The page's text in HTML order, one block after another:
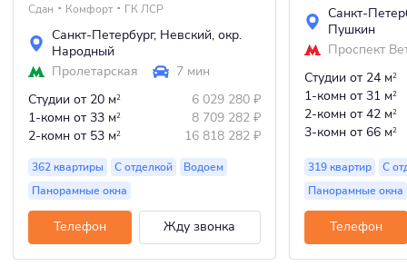
Сдан Комфорт ГК ЛСР
Санкт-Петербург, Невский, окр.
Народный
Пролетарская
7 мин
Студии от 20 м2 6 029 280 ₽
1-комн от 33 м2 8 709 282 ₽
2-комн от 53 м2 16 818 282 ₽
362 квартиры С отделкой
Водоем
Панорамные окна
Телефон Жду звонка
Санкт-
Пушкин
Проспект
Студии от 24 м2
1-комн от 31 м2
2-комн от 42 м2
3-комн от 66 м2
319 квартир
С
Панорамные окна
Телефон